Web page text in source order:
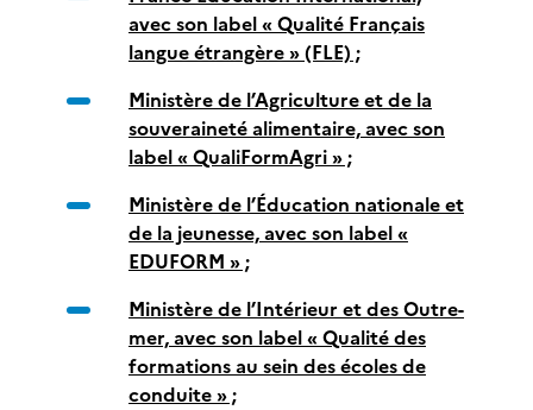
avec son label « Qualité Français
langue étrangère » (FLE) ;
Ministère de l’Agriculture et de la
souveraineté alimentaire, avec son
label « QualiFormAgri » ;
Ministère de l’Éducation nationale et
de la jeunesse, avec son label «
EDUFORM » ;
Ministère de l’Intérieur et des Outre-
mer, avec son label « Qualité des
formations au sein des écoles de
conduite » ;